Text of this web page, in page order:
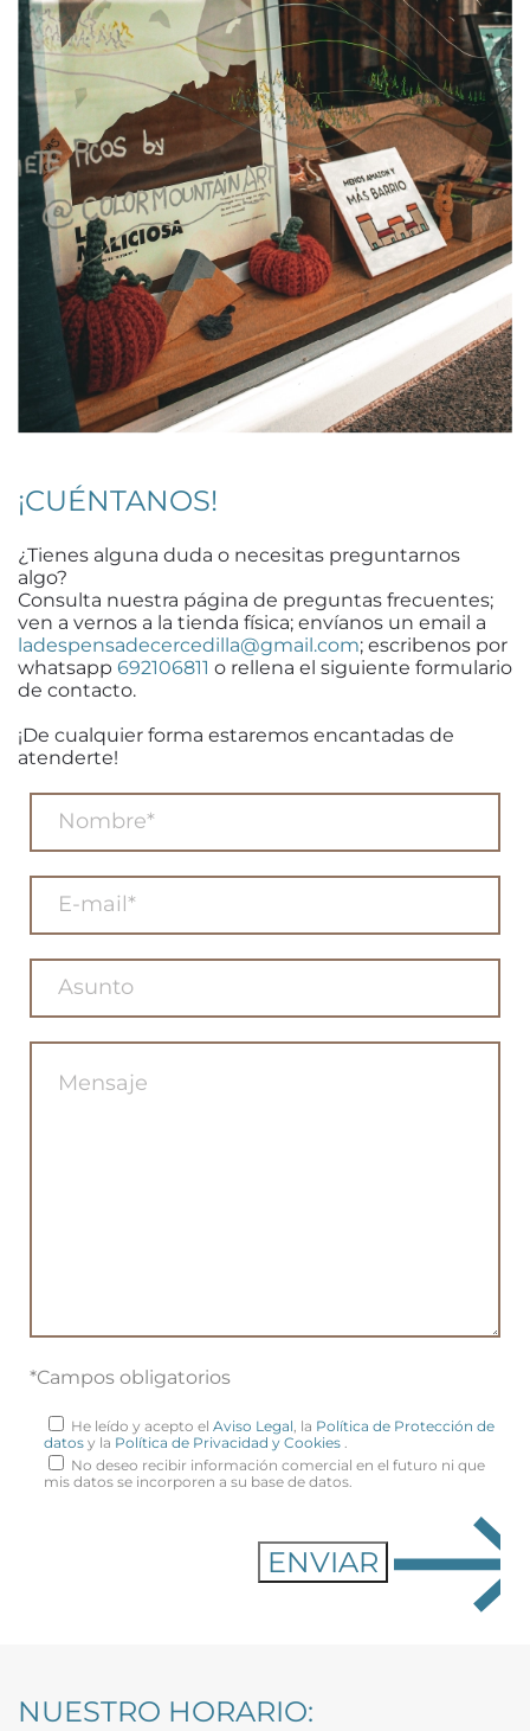
¡CUÉNTANOS!
¿Tienes alguna duda o necesitas preguntarnos
algo?
Consulta nuestra página de preguntas frecuentes;
ven a vernos a la tienda física; envíanos un email a
ladespensadecercedilla@gmail.com; escribenos por
whatsapp 692106811 o rellena el siguiente formulario
de contacto.
¡De cualquier forma estaremos encantadas de
atenderte!
*Campos obligatorios
He leído y acepto el Aviso Legal, la Política de Protección de
datos y la Política de Privacidad y Cookies .
No deseo recibir información comercial en el futuro ni que
mis datos se incorporen a su base de datos.
NUESTRO HORARIO: